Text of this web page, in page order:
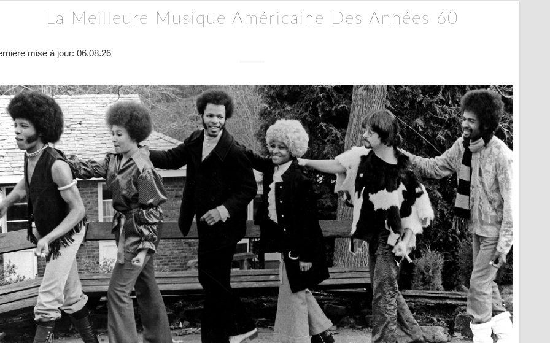
La Meilleure Musique Américaine Des Années 60
mise à jour: 06.08.26